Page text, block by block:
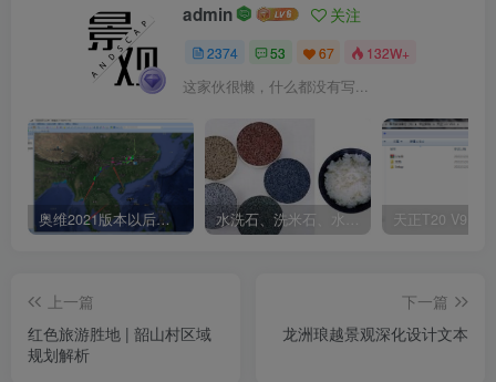
20公顷启动区鸟瞰图
admin 关注
2374 53 67 132W+
这家伙很懒，什么都没有写...
奥维2021版本以后不能用谷歌地图？最新解决办法苹果安卓电脑 水洗石、洗米石、水刷石、水磨石、胶粘石傻傻分不清楚
上一篇
红色旅游胜地 | 韶山村区域
规划解析
下一篇
龙洲琅越景观深化设计文本